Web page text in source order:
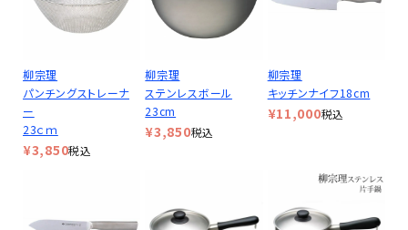
柳宗理
パンチングストレーナ
ー
23ｃｍ
¥3,850税込
柳宗理
ステンレスボール
23cm
¥3,850税込
柳宗理
キッチンナイフ18cm
¥11,000税込